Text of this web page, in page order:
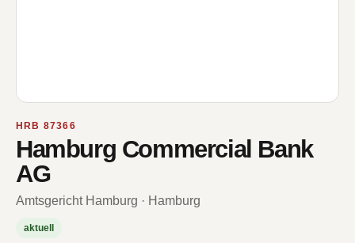
HRB 87366
Hamburg Commercial Bank
AG
Amtsgericht Hamburg · Hamburg
aktuell